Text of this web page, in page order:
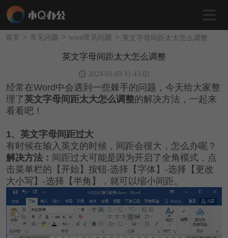
首页 > 常见问题 > word常见问题 >英文字母间距太大怎么调整
英文字母间距太大怎么调整
2024-01-03 11:43:02
经常在Word中会遇到一些棘手的问题，今天给大家整
理了英文字母间距太大怎么调整的解决方法，一起来
看看吧！
1、英文字母间距过大
有时候在输入英文的时候，间距会很大，怎么办呢？
解决方法： 间距过大可能是因为开启了全角模式，点
击菜单栏的【开始】按钮-选择【字体 】-选择【 更改
大小写 】-选择【半角 】，就可以缩小间距。